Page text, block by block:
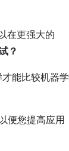
在更强大的
？
能比较机器学
便您提高应用